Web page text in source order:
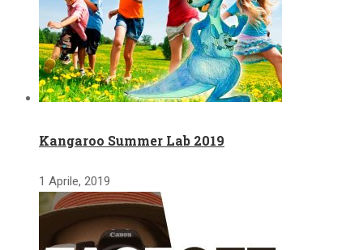
Kangaroo Summer Lab 2019
1 Aprile, 2019